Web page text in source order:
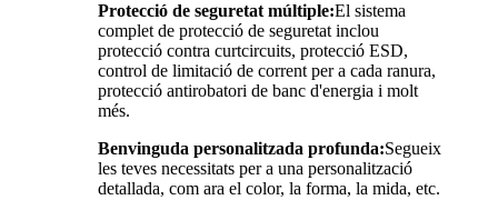
Protecció de seguretat múltiple:El sistema
complet de protecció de seguretat inclou
protecció contra curtcircuits, protecció ESD,
control de limitació de corrent per a cada ranura,
protecció antirobatori de banc d'energia i molt
més.
Benvinguda personalitzada profunda:Segueix
les teves necessitats per a una personalització
detallada, com ara el color, la forma, la mida, etc.